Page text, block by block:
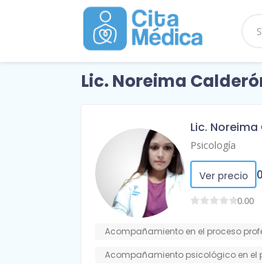
Lic. Noreima
Lic.
Psicología
Ver precio 0
0.00
Acompañamiento en el proceso
Acompañamiento psicológico en el